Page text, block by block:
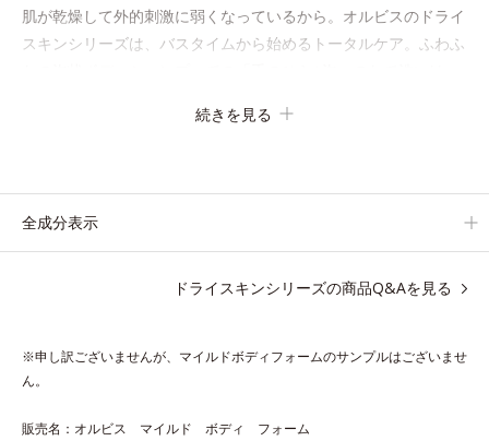
肌が乾燥して外的刺激に弱くなっているから。オルビスのドライ
スキンシリーズは、バスタイムから始めるトータルケア。ふわふ
じやすいお風呂上がりには、モイスチャーシールド成分を配合し
マイルドボディフォーム 500mL（医薬部外品）
摩擦による刺激を軽減！
続きを見る
全成分表示
ドライスキンシリーズの商品Q&Aを見る
※申し訳ございませんが、マイルドボディフォームのサンプルはございませ
ん。
販売名：オルビス マイルド ボディ フォーム